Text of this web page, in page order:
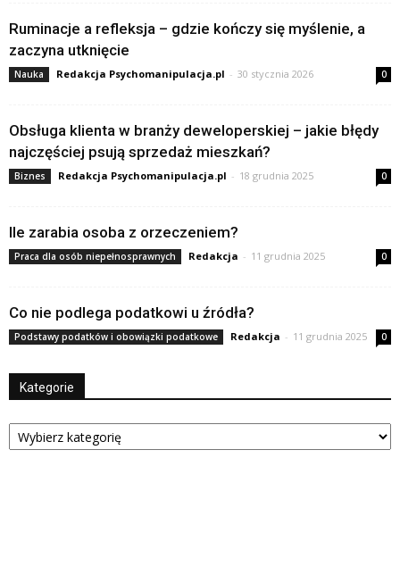
Ruminacje a refleksja – gdzie kończy się myślenie, a
zaczyna utknięcie
Nauka Redakcja Psychomanipulacja.pl - 30 stycznia 2026 0
Obsługa klienta w branży deweloperskiej – jakie błędy
najczęściej psują sprzedaż mieszkań?
Biznes Redakcja Psychomanipulacja.pl - 18 grudnia 2025 0
Ile zarabia osoba z orzeczeniem?
Praca dla osób niepełnosprawnych Redakcja - 11 grudnia 2025 0
Co nie podlega podatkowi u źródła?
Podstawy podatków i obowiązki podatkowe Redakcja - 11 grudnia 2025 0
Kategorie
Kategorie